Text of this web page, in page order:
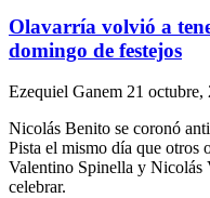
Olavarría volvió a
domingo de festejos
Ezequiel Ganem 21 octubre,
Nicolás Benito se coronó
Pista el mismo día que otros
Valentino Spinella y Nicolás
celebrar.